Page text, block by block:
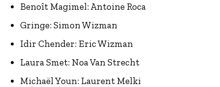
Benoît Magimel: Antoine Roca
Gringe: Simon Wizman
Idir Chender: Eric Wizman
Laura Smet: Noa Van Strecht
Michaël Youn: Laurent Melki